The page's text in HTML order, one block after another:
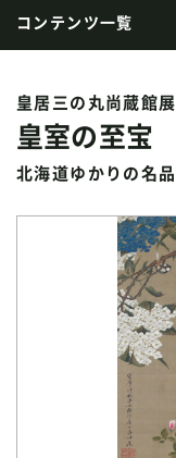
コンテンツ一覧
皇居三の丸尚蔵館展
皇室の至宝
北海道ゆかりの名品